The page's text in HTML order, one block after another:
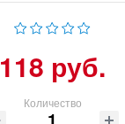
118 руб.
Количество